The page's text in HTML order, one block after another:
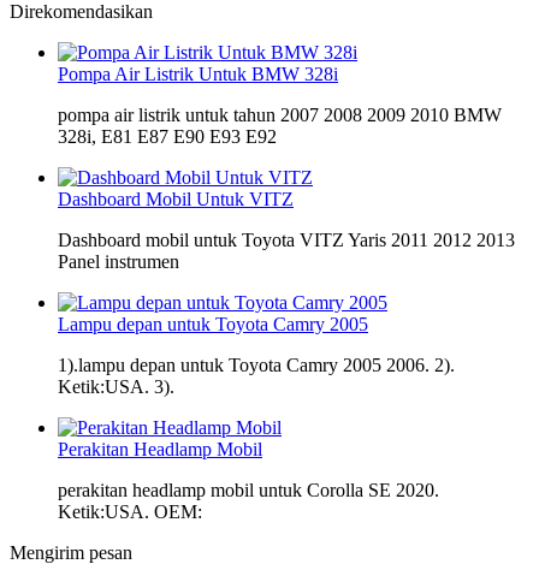
Direkomendasikan
Pompa Air Listrik Untuk BMW 328i
pompa air listrik untuk tahun 2007 2008 2009 2010 BMW
328i, E81 E87 E90 E93 E92
Dashboard Mobil Untuk VITZ
Dashboard mobil untuk Toyota VITZ Yaris 2011 2012 2013
Panel instrumen
Lampu depan untuk Toyota Camry 2005
1).lampu depan untuk Toyota Camry 2005 2006. 2).
Ketik:USA. 3).
Perakitan Headlamp Mobil
perakitan headlamp mobil untuk Corolla SE 2020.
Ketik:USA. OEM:
Mengirim pesan